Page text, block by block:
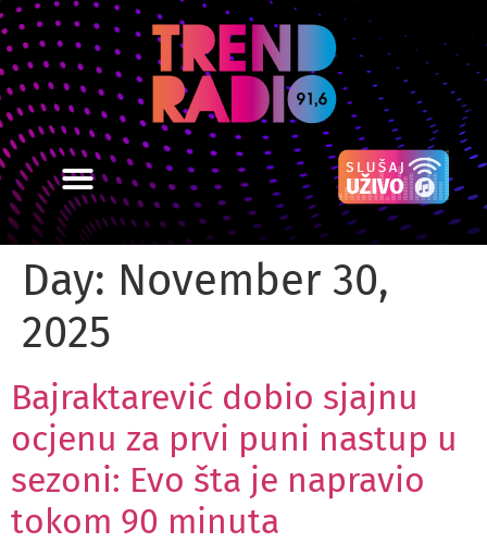
Day: November 30,
2025
Bajraktarević dobio sjajnu
ocjenu za prvi puni nastup u
sezoni: Evo šta je napravio
tokom 90 minuta